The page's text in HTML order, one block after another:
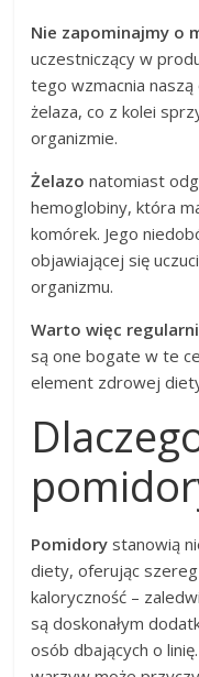
Nie zapominajmy o
uczestniczący w
tego wzmacnia
żelaza, co z kolei
organizmie.
Żelazo natomiast
hemoglobiny, która
komórek. Jego
objawiającej się
organizmu.
Warto więc
są one bogate w te
element zdrowej
Pomidory stanowią
diety, oferując
kaloryczność –
są doskonałym
osób dbających o